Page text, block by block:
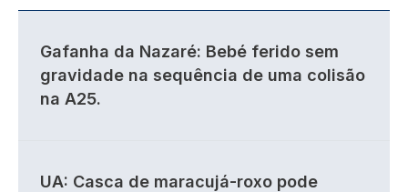
Gafanha da Nazaré: Bebé ferido sem
gravidade na sequência de uma colisão
na A25.
UA: Casca de maracujá-roxo pode